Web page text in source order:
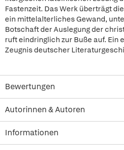
Fastenzeit. Das Werk überträgt
ein mittelalterliches Gewand,
Botschaft der Auslegung der
ruft eindringlich zur Buße auf. Ein
Zeugnis deutscher
Bewertungen
Autorinnen & Autoren
Informationen